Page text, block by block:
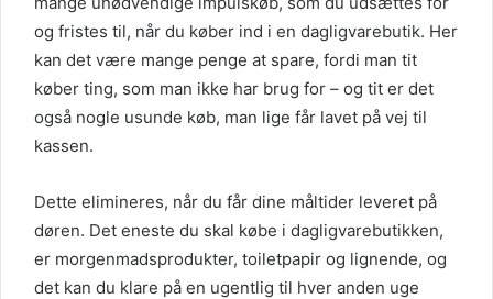
og fristes til, når du køber ind i en dagligvarebutik. Her
kan det være mange penge at spare, fordi man tit
køber ting, som man ikke har brug for – og tit er det
også nogle usunde køb, man lige får lavet på vej til
kassen.
Dette elimineres, når du får dine måltider leveret på
døren. Det eneste du skal købe i dagligvarebutikken,
er morgenmadsprodukter, toiletpapir og lignende, og
det kan du klare på en ugentlig til hver anden uge